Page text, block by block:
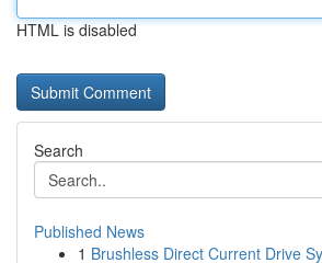
HTML is disabled
Search
Published News
1 Brushless Direct Current Drive